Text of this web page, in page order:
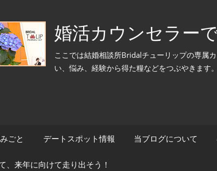
婚活カウンセラー
ここでは結婚相談所Bridalチューリップの専属
い、悩み、経験から得た糧などをつぶやきます
ごと デートスポット情報 当ブログについて
来年に向けて走り出そう！